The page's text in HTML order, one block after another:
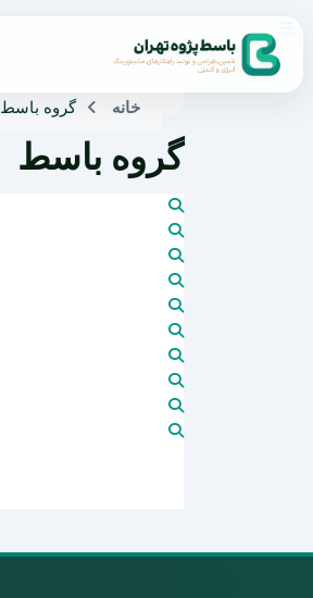
خانه گروه باسط
گروه باسط